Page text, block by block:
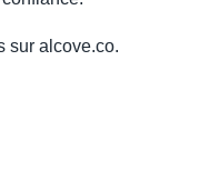
sur alcove.co.